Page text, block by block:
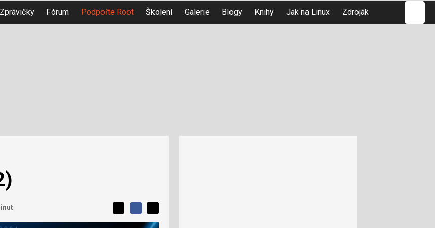
Zprávičky Fórum Podpořte Root Školení Galerie Blogy Knihy Jak na Linux Zdroják
SS
d
d